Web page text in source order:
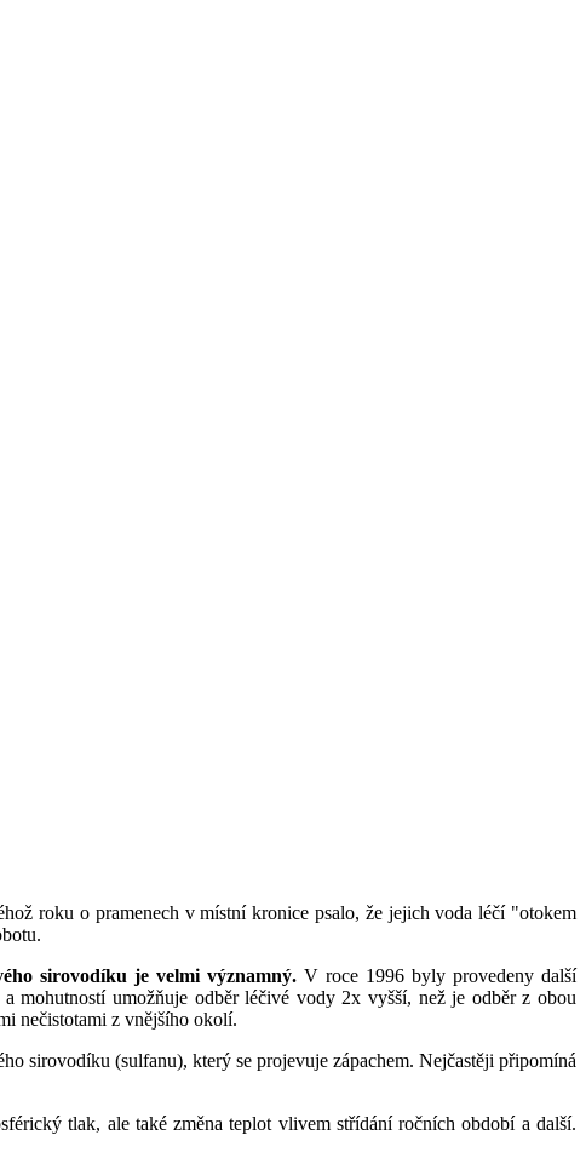
roku o pramenech v místní kronice psalo, že jejich voda léčí "otokem
sirovodíku je velmi významný. V roce 1996 byly provedeny další
mohutností umožňuje odběr léčivé vody 2x vyšší, než je odběr z obou
nečistotami z vnějšího okolí.
sirovodíku (sulfanu), který se projevuje zápachem. Nejčastěji připomíná
tlak, ale také změna teplot vlivem střídání ročních období a další.